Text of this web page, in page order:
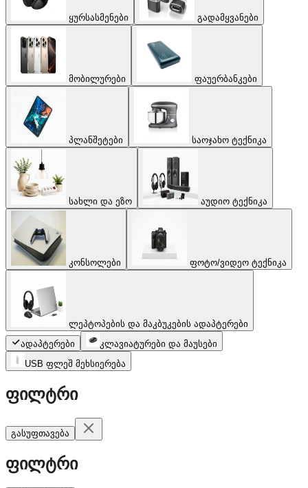
ყურსასმენები გადამყვანები
მობილურები ფაუერბანკები
პლანშეტები საოჯახო ტექნიკა
სახლი და ეზო აუდიო ტექნიკა
კონსოლები ფოტო/ვიდეო ტექნიკა
ლეპტოპების და მაკბუკების ადაპტერები
ადაპტერები
კლავიატურები და მაუსები
USB ფლეშ მეხსიერება
ფილტრი
გასუფთავება
ფილტრი